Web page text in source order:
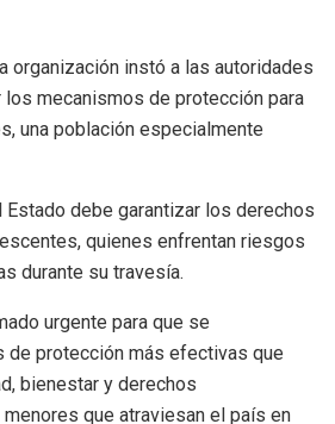
organización instó a las autoridades
los mecanismos de protección para
una población especialmente
debe garantizar los derechos
quienes enfrentan riesgos
durante su travesía.
urgente para que se
de protección más efectivas que
bienestar y derechos
que atraviesan el país en